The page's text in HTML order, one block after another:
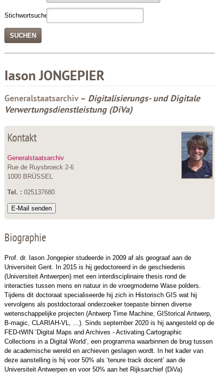
Stichwortsuche:
IasonJONGEPIER
Generalstaatsarchiv– Digitalisierungs- und Digitale
Verwertungsdienstleistung (DiVa)
Kontakt
Generalstaatsarchiv
Rue de Ruysbroeck 2-6
1000 BRÜSSEL
Tel. : 025137680
E-Mail senden
Biographie
Prof. dr. Iason Jongepier studeerde in 2009 af als geograaf aan de
Universiteit Gent. In 2015 is hij gedoctoreerd in de geschiedenis
(Universiteit Antwerpen) met een interdisciplinaire thesis rond de
interacties tussen mens en natuur in de vroegmoderne Wase polders.
Tijdens dit doctoraat specialiseerde hij zich in Historisch GIS wat hij
vervolgens als postdoctoraal onderzoeker toepaste binnen diverse
wetenschappelijke projecten (Antwerp Time Machine, GIStorical Antwerp,
B-magic, CLARIAH-VL, …). Sinds september 2020 is hij aangesteld op de
FED-tWIN ‘Digital Maps and Archives - Activating Cartographic
Collections in a Digital World’, een programma waarbinnen de brug tussen
de academische wereld en archieven geslagen wordt. In het kader van
deze aanstelling is hij voor 50% als ‘tenure track docent’ aan de
Universiteit Antwerpen en voor 50% aan het Rijksarchief (DiVa)